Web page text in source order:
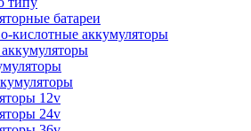
батареи
кислотные аккумуляторы
12v
24v